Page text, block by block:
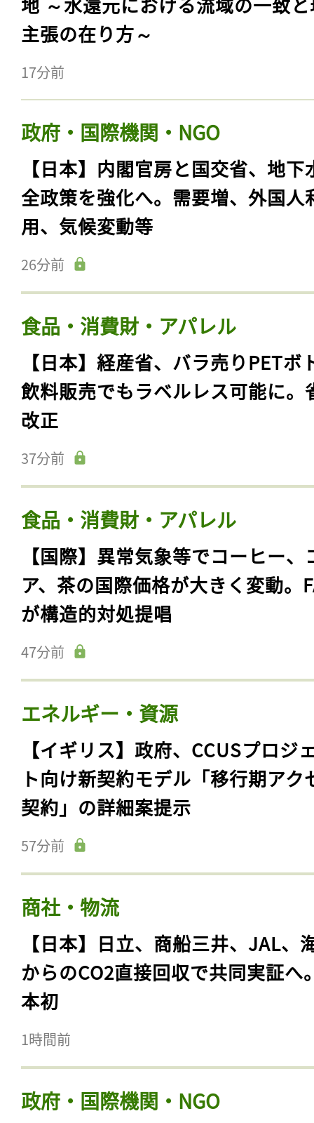
主張の在り方～
17分前
政府・国際機関・NGO
【日本】内閣官房と国交省、地下
全政策を強化へ。需要増、外国人
用、気候変動等
26分前
食品・消費財・アパレル
【日本】経産省、バラ売りPETボ
飲料販売でもラベルレス可能に。
改正
37分前
食品・消費財・アパレル
【国際】異常気象等でコーヒー、
ア、茶の国際価格が大きく変動。
が構造的対処提唱
47分前
エネルギー・資源
【イギリス】政府、CCUSプロジ
ト向け新契約モデル「移行期アク
契約」の詳細案提示
57分前
商社・物流
【日本】日立、商船三井、JAL、
からのCO2直接回収で共同実証へ
本初
1時間前
政府・国際機関・NGO